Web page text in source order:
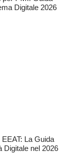
Digitale 2026
La Guida
Digitale nel 2026